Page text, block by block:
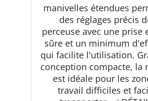
manivelles étendues
des réglages précis
perceuse avec une prise
sûre et un minimum
qui facilite l'utilisation.
conception compacte, la
est idéale pour les
travail difficiles et